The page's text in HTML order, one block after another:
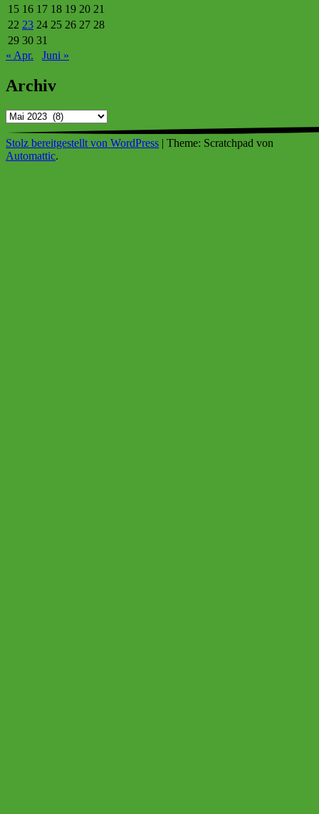
15 16 17 18 19 20 21
22 23 24 25 26 27 28
29 30 31
« Apr.
Juni »
Archiv
Archiv
Stolz bereitgestellt von WordPress | Theme: Scratchpad von
Automattic.